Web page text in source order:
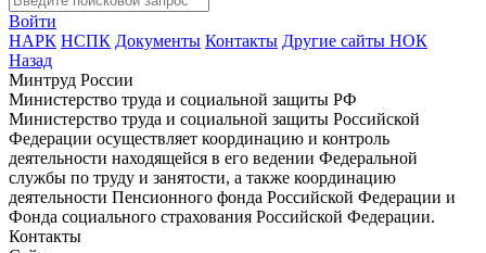
Войти
НАРК НСПК Документы Контакты Другие сайты НОК
Назад
Минтруд России
Министерство труда и социальной защиты РФ
Министерство труда и социальной защиты Российской
Федерации осуществляет координацию и контроль
деятельности находящейся в его ведении Федеральной
службы по труду и занятости, а также координацию
деятельности Пенсионного фонда Российской Федерации и
Фонда социального страхования Российской Федерации.
Контакты